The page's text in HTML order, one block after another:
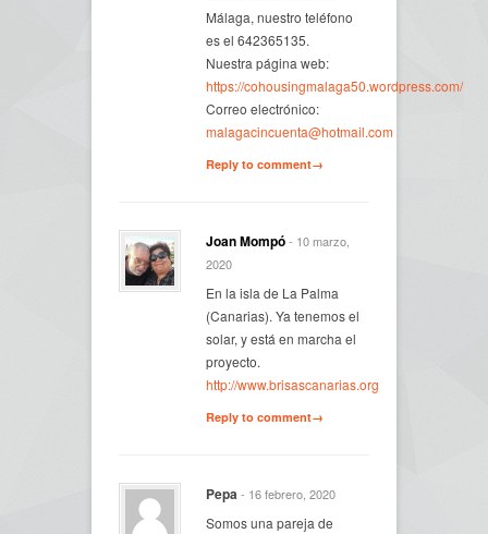
Málaga, nuestro teléfono
es el 642365135.
Nuestra página web:
https://cohousingmalaga50.wordpress.com/
Correo electrónico:
malagacincuenta@hotmail.com
Reply to comment→
Joan Mompó- 10 marzo,
2020
En la isla de La Palma
(Canarias). Ya tenemos el
solar, y está en marcha el
proyecto.
http://www.brisascanarias.org
Reply to comment→
Pepa- 16 febrero, 2020
Somos una pareja de